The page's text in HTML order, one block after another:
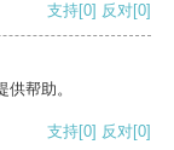
支持[0] 反对[0]
帮助。
支持[0] 反对[0]